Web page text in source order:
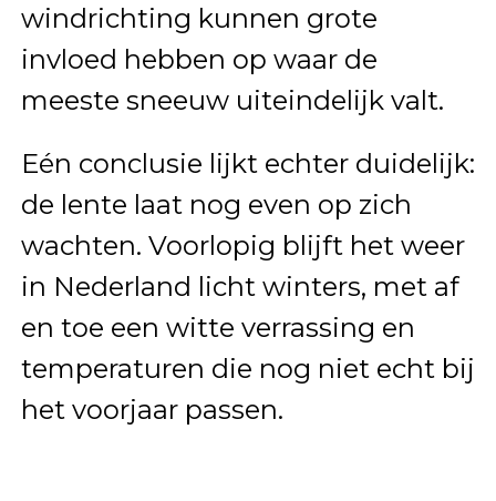
windrichting kunnen grote
invloed hebben op waar de
meeste sneeuw uiteindelijk valt.
Eén conclusie lijkt echter duidelijk:
de lente laat nog even op zich
wachten. Voorlopig blijft het weer
in Nederland licht winters, met af
en toe een witte verrassing en
temperaturen die nog niet echt bij
het voorjaar passen.